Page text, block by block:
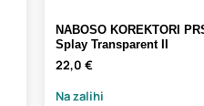
NABOSO KOREKTORI
Splay Transparent II
22,0 €
Na zalihi